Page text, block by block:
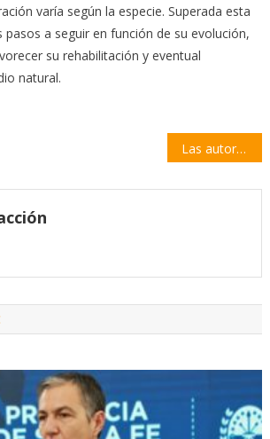
varía según la especie. Superada esta
pasos a seguir en función de su evolución,
su rehabilitación y eventual
natural.
Las autoridades electorales confirmaron el triunfo de Diego Martín en la interna de Unidos